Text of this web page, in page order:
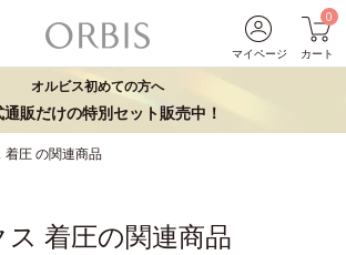
マイページ
0
カート
オルビス初めての方へ
販だけの特別セット販売中！
着圧の関連商品
着圧の関連商品